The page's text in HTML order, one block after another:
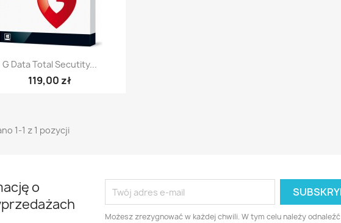
Szybki podgląd
G Data Total Secutity...
119,00 zł
1-1 z 1 pozycji
o
Możesz zrezygnować w każdej chwili. W tym celu należy odnaleźć